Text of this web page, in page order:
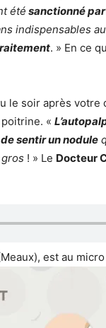
été sanctionné
indispensables
. » En ce
le soir après votre
«
sentir un nodule
! » Le Docteur
est au